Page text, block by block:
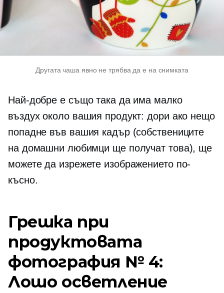
Другата чаша явно не трябва да е на снимката
Най-добре е също така да има малко
въздух около вашия продукт: дори ако нещо
попадне във вашия кадър (собствениците
на домашни любимци ще получат това), ще
можете да изрежете изображението по-
късно.
Грешка при
продуктовата
фотография № 4:
Лошо осветление